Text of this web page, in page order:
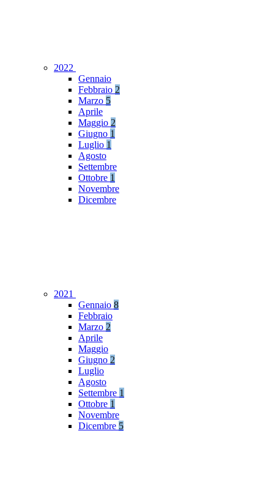
2022
Gennaio
Febbraio 2
Marzo 5
Aprile
Maggio 2
Giugno 1
Luglio 1
Agosto
Settembre
Ottobre 1
Novembre
Dicembre
2021
Gennaio 8
Febbraio
Marzo 2
Aprile
Maggio
Giugno 2
Luglio
Agosto
Settembre 1
Ottobre 1
Novembre
Dicembre 5